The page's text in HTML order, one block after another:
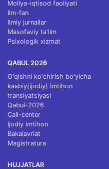
Moliya-iqtisod faoliyati
Ilm-fan
Ilmiy jurnallar
Masofaviy ta'lim
Psixologik xizmat
QABUL 2026
O'qishni ko'chirish bo'yicha
kasbiy(ijodiy) imtihon
translyatsiyasi
Qabul-2026
Call-center
Ijodiy imtihon
Bakalavriat
Magistratura
HUJJATLAR